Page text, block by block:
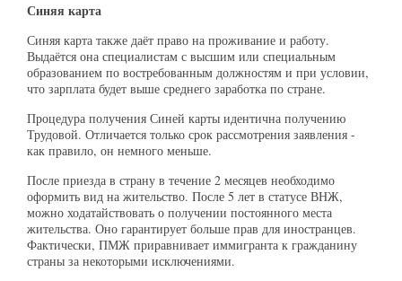
Синяя карта
Синяя карта также даёт право на проживание и работу.
Выдаётся она специалистам с высшим или специальным
образованием по востребованным должностям и при условии,
что зарплата будет выше среднего заработка по стране.
Процедура получения Синей карты идентична получению
Трудовой. Отличается только срок рассмотрения заявления -
как правило, он немного меньше.
После приезда в страну в течение 2 месяцев необходимо
оформить вид на жительство. После 5 лет в статусе ВНЖ,
можно ходатайствовать о получении постоянного места
жительства. Оно гарантирует больше прав для иностранцев.
Фактически, ПМЖ приравнивает иммигранта к гражданину
страны за некоторыми исключениями.